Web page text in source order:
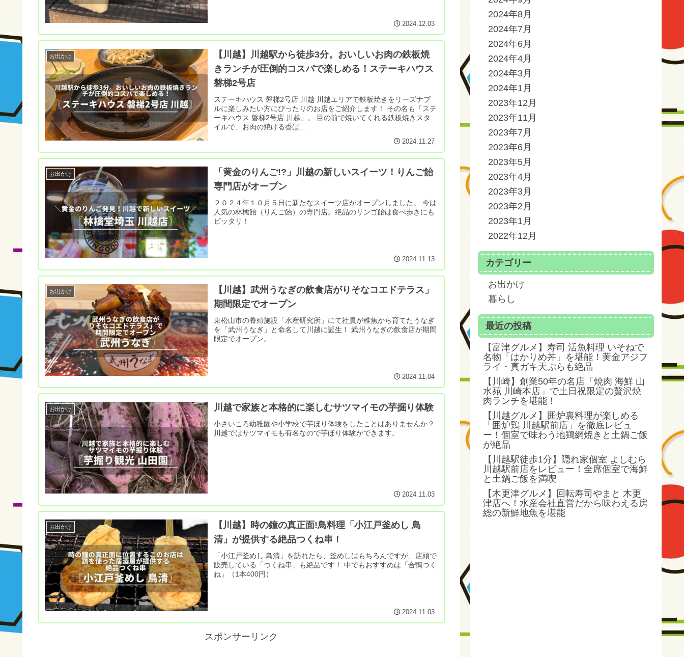
2024.12.03
お出かけ
【川越】川越駅から徒歩3分。おいしいお肉の鉄板焼
きランチが圧倒的コスパで楽しめる！ステーキハウス
磐梯2号店
ステーキハウス 磐梯2号店 川越 川越エリアで鉄板焼きをリーズナブ
ルに楽しみたい方にぴったりのお店をご紹介します！ その名も「ステ
ーキハウス 磐梯2号店 川越」。 目の前で焼いてくれる鉄板焼きスタ
イルで、お肉の焼ける香ば...
2024.11.27
お出かけ
「黄金のりんご!?」川越の新しいスイーツ！りんご飴
専門店がオープン
２０２４年１０月５日に新たなスイーツ店がオープンしました。 今は
人気の林檎飴（りんご飴）の専門店。絶品のリンゴ飴は食べ歩きにも
ピッタリ！
2024.11.13
お出かけ
【川越】武州うなぎの飲食店がりそなコエドテラス」
期間限定でオープン
東松山市の養殖施設「水産研究所」にて社員が稚魚から育てたうなぎ
を「武州うなぎ」と命名して川越に誕生！ 武州うなぎの飲食店が期間
限定でオープン。
2024.11.04
お出かけ 川越で家族と本格的に楽しむサツマイモの芋掘り体験
小さいころ幼稚園や小学校で芋ほり体験をしたことはありませんか？
川越ではサツマイモも有名なので芋ほり体験ができます。
2024.11.03
お出かけ
【川越】時の鐘の真正面!鳥料理「小江戸釜めし 鳥
清」が提供する絶品つくね串！
「小江戸釜めし 鳥清」を訪れたら、釜めしはもちろんですが、店頭で
販売している「つくね串」も絶品です！ 中でもおすすめは「合鴨つく
ね」（1本400円）
2024.11.03
スポンサーリンク
2024年8月
2024年7月
2024年6月
2024年4月
2024年3月
2024年1月
2023年12月
2023年11月
2023年7月
2023年6月
2023年5月
2023年4月
2023年3月
2023年2月
2023年1月
2022年12月
カテゴリー
お出かけ
暮らし
最近の投稿
【富津グルメ】寿司 活魚料理 いそねで
名物「はかりめ丼」を堪能！黄金アジフ
ライ・真ガキ天ぷらも絶品
【川崎】創業50年の名店「焼肉 海鮮 山
水苑 川崎本店」で土日祝限定の贅沢焼
肉ランチを堪能！
【川越グルメ】囲炉裏料理が楽しめる
「囲炉鶏 川越駅前店」を徹底レビュ
ー！個室で味わう地鶏網焼きと土鍋ご飯
が絶品
【川越駅徒歩1分】隠れ家個室 よしむら
川越駅前店をレビュー！全席個室で海鮮
と土鍋ご飯を満喫
【木更津グルメ】回転寿司やまと 木更
津店へ！水産会社直営だから味わえる房
総の新鮮地魚を堪能